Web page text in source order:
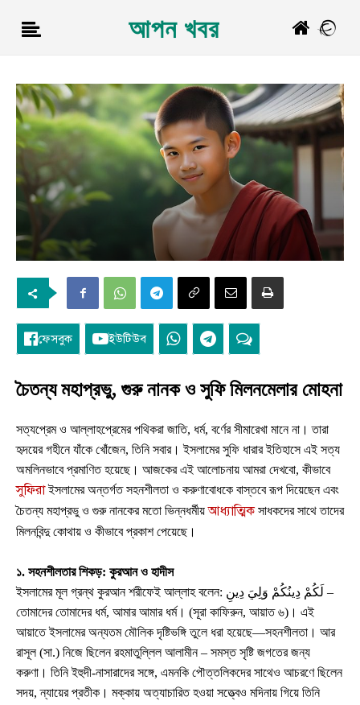
আপন খবর
ফেসবুক ইউটিউব
চৈতন্য মহাপ্রভু, গুরু নানক ও সুফি মিলনমেলার মোহনা
সত্যপ্রেম ও আল্লাহপ্রেমের পথিকরা জাতি, ধর্ম, বর্ণের সীমারেখা মানে না। তারা
হৃদয়ের গহীনে যাঁকে খোঁজেন, তিনি সবার। ইসলামের সুফি ধারার ইতিহাসে এই সত্য
অমলিনভাবে প্রমাণিত হয়েছে। আজকের এই আলোচনায় আমরা দেখবো, কীভাবে
সুফিরাইসলামের অন্তর্গত সহনশীলতা ও করুণাবোধকে বাস্তবে রূপ দিয়েছেন এবং
চৈতন্য মহাপ্রভু ও গুরু নানকের মতো ভিন্নধর্মীয়আধ্যাত্মিকসাধকদের সাথে তাদের
মিলনবিন্দু কোথায় ও কীভাবে প্রকাশ পেয়েছে।
১. সহনশীলতার শিকড়: কুরআন ও হাদীস
ইসলামের মূল গ্রন্থ কুরআন শরীফেই আল্লাহ বলেন: لَكُمْ دِينُكُمْ وَلِيَ دِينِ –
তোমাদের তোমাদের ধর্ম, আমার আমার ধর্ম। (সূরা কাফিরুন, আয়াত ৬)। এই
আয়াতে ইসলামের অন্যতম মৌলিক দৃষ্টিভঙ্গি তুলে ধরা হয়েছে—সহনশীলতা। আর
রাসূল (সা.) নিজে ছিলেন রহমাতুল্লিল আলামীন – সমস্ত সৃষ্টি জগতের জন্য
করুণা। তিনি ইহুদী-নাসারাদের সঙ্গে, এমনকি পৌত্তলিকদের সাথেও আচরণে ছিলেন
সদয়, ন্যায়ের প্রতীক। মক্কায় অত্যাচারিত হওয়া সত্ত্বেও মদিনায় গিয়ে তিনি